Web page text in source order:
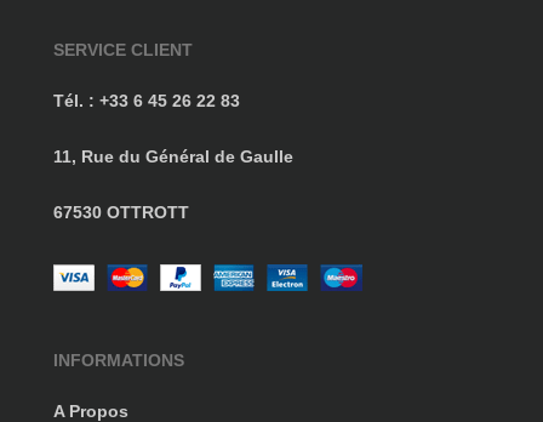
SERVICE CLIENT
Tél. : +33 6 45 26 22 83
11, Rue du Général de Gaulle
67530 OTTROTT
INFORMATIONS
A Propos